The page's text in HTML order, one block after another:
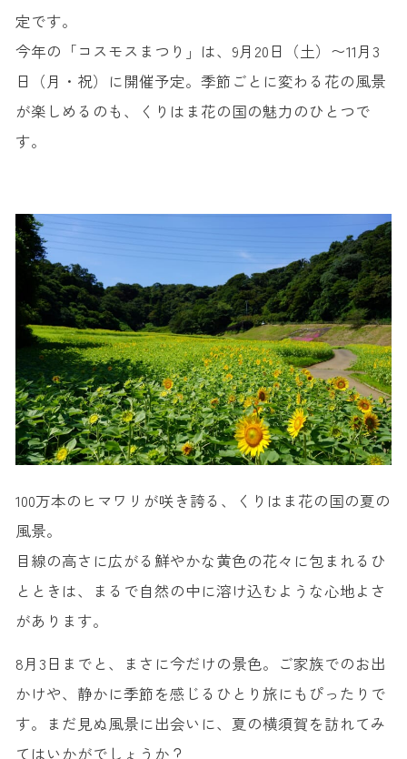
定です。
今年の「コスモスまつり」は、9月20日（土）〜11月3
日（月・祝）に開催予定。季節ごとに変わる花の風景
が楽しめるのも、くりはま花の国の魅力のひとつで
す。
100万本のヒマワリが咲き誇る、くりはま花の国の夏の
風景。
目線の高さに広がる鮮やかな黄色の花々に包まれるひ
とときは、まるで自然の中に溶け込むような心地よさ
があります。
8月3日までと、まさに今だけの景色。ご家族でのお出
かけや、静かに季節を感じるひとり旅にもぴったりで
す。まだ見ぬ風景に出会いに、夏の横須賀を訪れてみ
てはいかがでしょうか？